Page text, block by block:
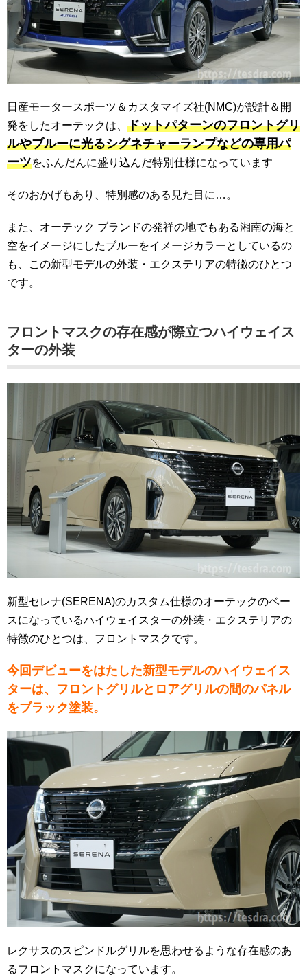
日産モータースポーツ＆カスタマイズ社(NMC)が設計＆開
発をしたオーテックは、 ドットパターンのフロントグリ
ルやブルーに光るシグネチャーランプなどの専用パ
ーツをふんだんに盛り込んだ特別仕様になっています
そのおかげもあり、特別感のある見た目に…。
また、オーテック ブランドの発祥の地でもある湘南の海と
空をイメージにしたブルーをイメージカラーとしているの
も、この新型モデルの外装・エクステリアの特徴のひとつ
です。
フロントマスクの存在感が際立つハイウェイス
ターの外装
新型セレナ(SERENA)のカスタム仕様のオーテックのベー
スになっているハイウェイスターの外装・エクステリアの
特徴のひとつは、フロントマスクです。
今回デビューをはたした新型モデルのハイウェイス
ターは、フロントグリルとロアグリルの間のパネル
をブラック塗装。
レクサスのスピンドルグリルを思わせるような存在感のあ
るフロントマスクになっています。